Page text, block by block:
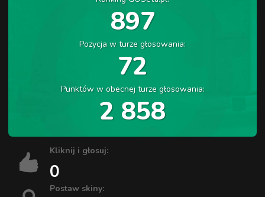
897
Pozycja w turze głosowania:
72
Punktów w obecnej turze głosowania:
2 858
Kliknij i głosuj:
0
Postaw skiny: